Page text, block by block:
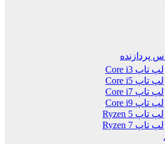
پردازنده
لپ تاپ Core i3
لپ تاپ Core i5
لپ تاپ Core i7
لپ تاپ Core i9
لپ تاپ Ryzen 5
لپ تاپ Ryzen 7